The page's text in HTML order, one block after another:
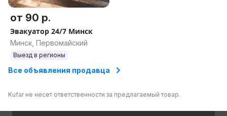
от 90 р.
Эвакуатор 24/7 Минск
Минск, Первомайский
Выезд в регионы
Все объявления продавца
Kufar не несет ответственности за предлагаемый товар.